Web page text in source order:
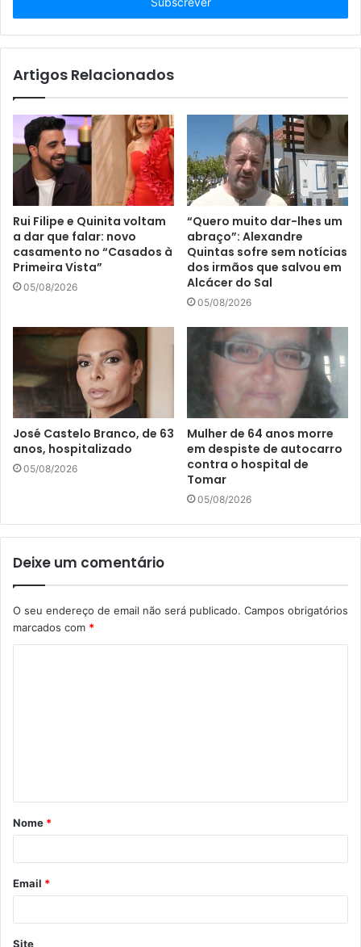
q
u
o
e
n
d
e
r
e
ç
o
d
e
m
l
Artigos Relacionados
Rui Filipe e Quinita voltam
a dar que falar: novo
casamento no “Casados à
Primeira Vista”
05/08/2026
“Quero muito dar-lhes um
abraço”: Alexandre
Quintas sofre sem notícias
dos irmãos que salvou em
Alcácer do Sal
05/08/2026
José Castelo Branco, de 63
anos, hospitalizado
05/08/2026
Mulher de 64 anos morre
em despiste de autocarro
contra o hospital de
Tomar
05/08/2026
Deixe um comentário
O seu endereço de email não será publicado. Campos obrigatórios
marcados com *
á
r
*
Nome *
Email *
Site